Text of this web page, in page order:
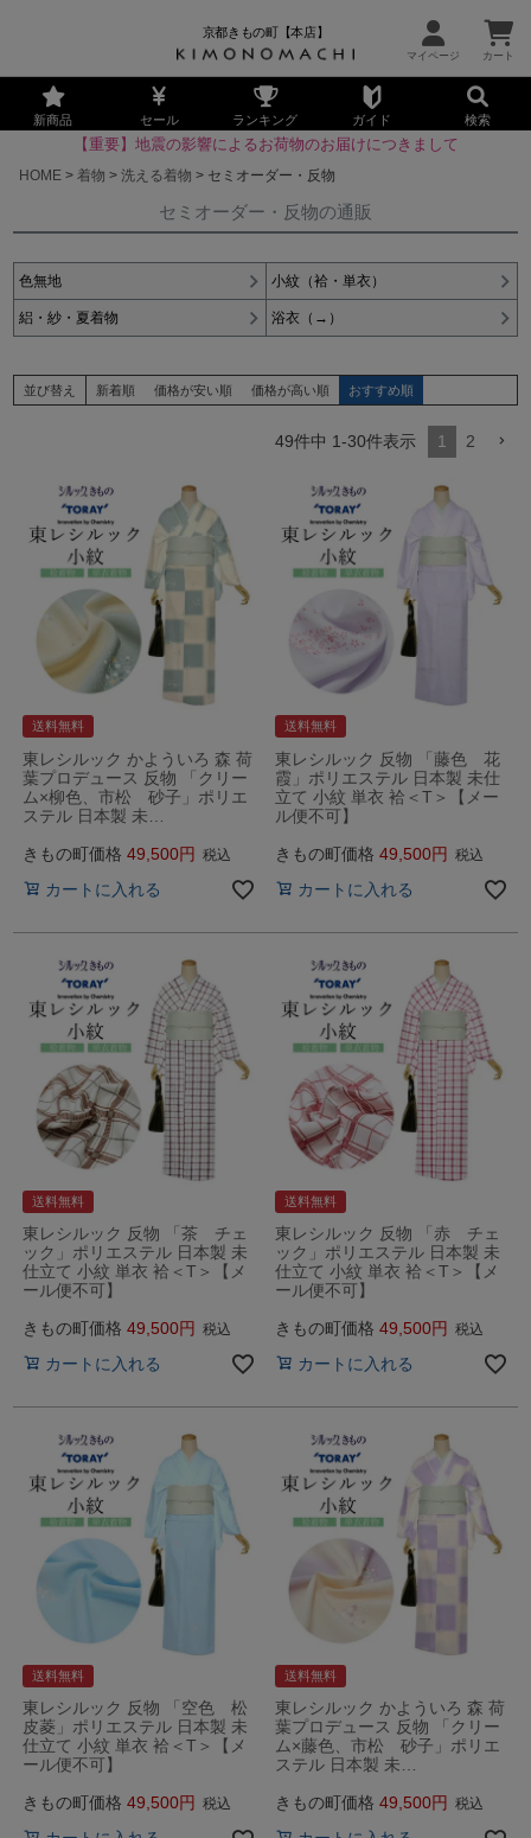
京都きもの町【本店】
新商品 セール ランキング ガイド 検索
【重要】地震の影響によるお荷物のお届けにつきまして
HOME
着物 洗える着物 セミオーダー・反物
セミオーダー・反物の通販
色無地 小紋（袷・単衣）
絽・紗・夏着物 浴衣（→）
並び替え 新着順 価格が安い順 価格が高い順 おすすめ順
49件中 1-30件表示 1 2
送料無料
東レシルック かよういろ 森 荷
葉プロデュース 反物 「クリー
ム×柳色、市松 砂子」ポリエ
ステル 日本製 未…
きもの町価格 49,500 税込
カートに入れる
送料無料
東レシルック 反物 「藤色 花
霞」ポリエステル 日本製 未仕
立て 小紋 単衣 袷＜T＞【メー
ル便不可】
きもの町価格 49,500 税込
カートに入れる
送料無料
東レシルック 反物 「茶 チェ
ック」ポリエステル 日本製 未
仕立て 小紋 単衣 袷＜T＞【メ
ール便不可】
きもの町価格 49,500 税込
カートに入れる
送料無料
東レシルック 反物 「赤 チェ
ック」ポリエステル 日本製 未
仕立て 小紋 単衣 袷＜T＞【メ
ール便不可】
きもの町価格 49,500 税込
カートに入れる
送料無料
東レシルック 反物 「空色 松
皮菱」ポリエステル 日本製 未
仕立て 小紋 単衣 袷＜T＞【メ
ール便不可】
きもの町価格 49,500 税込
送料無料
東レシルック かよういろ 森 荷
葉プロデュース 反物 「クリー
ム×藤色、市松 砂子」ポリエ
ステル 日本製 未…
きもの町価格 49,500 税込